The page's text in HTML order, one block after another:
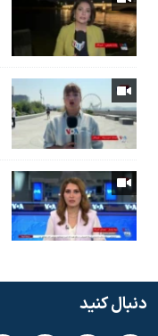
دنبال کنید